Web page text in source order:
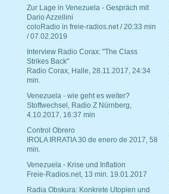
Zur Lage in Venezuela - Gespräch mit
Dario Azzellini
coloRadio in freie-radios.net / 20:33 min
/ 07.02.2019
Interview Radio Corax: "The Class
Strikes Back"
Radio Corax, Halle, 28.11.2017, 24:34
min.
Venezuela - wie geht es weiter?
Stoffwechsel, Radio Z Nürnberg,
4.10.2017, 16:37 min
Control Obrero
IROLA IRRATIA 30 de enero de 2017, 58
min.
Venezuela - Krise und Inflation
Freie-Radios.net, 13 min. 19.01.2017
Radia Obskura: Konkrete Utopien und